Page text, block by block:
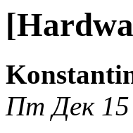
Пт Дек 15